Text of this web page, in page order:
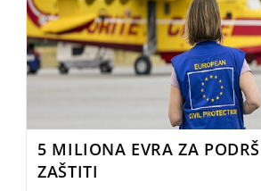
5 MILIONA EVRA ZA
ZAŠTITI